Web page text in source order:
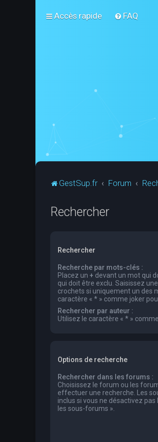
Accès rapide FAQ
GestSup.fr Forum
Rechercher
Rechercher
Recherche par mots-clés :
Placez un + devant un mot qui
qui doit être exclu. Saisissez
crochets si uniquement un des
caractère « * » comme joker
Rechercher par auteur :
Utilisez le caractère « * »
Options de recherche
Rechercher dans les forums :
Choisissez le forum ou les
effectuer une recherche. Les
inclus si vous ne désactivez pas
les sous-forums ».